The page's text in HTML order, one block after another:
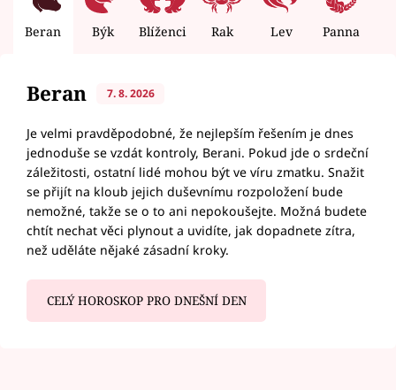
Beran Býk Blíženci Rak Lev Panna
Beran 7. 8. 2026
Je velmi pravděpodobné, že nejlepším řešením je dnes
jednoduše se vzdát kontroly, Berani. Pokud jde o srdeční
záležitosti, ostatní lidé mohou být ve víru zmatku. Snažit
se přijít na kloub jejich duševnímu rozpoložení bude
nemožné, takže se o to ani nepokoušejte. Možná budete
chtít nechat věci plynout a uvidíte, jak dopadnete zítra,
než uděláte nějaké zásadní kroky.
CELÝ HOROSKOP PRO DNEŠNÍ DEN